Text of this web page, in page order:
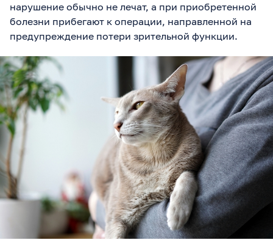
нарушение обычно не лечат, а при приобретенной
болезни прибегают к операции, направленной на
предупреждение потери зрительной функции.